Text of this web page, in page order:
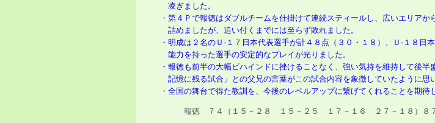
凌ぎました。
・第４Ｐで報徳はダブルチームを仕掛けて連続スティールし、広いエリア
詰めましたが、追い付くまでには至らず敗れました。
・明成は２名のＵ‐１７日本代表選手が計４８点（３０・１８）、Ｕ‐１８
能力を持った選手の安定的なプレイが光りました。
・報徳も前半の大幅ビハインドに挫けることなく、強い気持を維持して後
記憶に残る試合」との父兄の言葉がこの試合内容を象徴していたように思
・全国の舞台で得た教訓を、今後のレベルアップに繋げてくれることを期待
報徳 ７４（１５－２８ １５－２５ １７－１６ ２７－１８）８